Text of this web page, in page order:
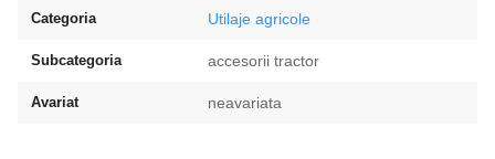
Categoria Utilaje agricole
Subcategoria accesorii tractor
Avariat neavariata